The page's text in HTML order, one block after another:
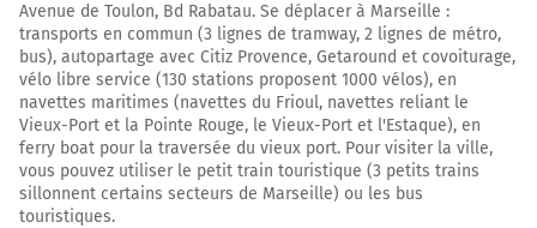
Avenue de Toulon, Bd Rabatau. Se déplacer à Marseille :
transports en commun (3 lignes de tramway, 2 lignes de métro,
bus), autopartage avec Citiz Provence, Getaround et covoiturage,
vélo libre service (130 stations proposent 1000 vélos), en
navettes maritimes (navettes du Frioul, navettes reliant le
Vieux-Port et la Pointe Rouge, le Vieux-Port et l'Estaque), en
ferry boat pour la traversée du vieux port. Pour visiter la ville,
vous pouvez utiliser le petit train touristique (3 petits trains
sillonnent certains secteurs de Marseille) ou les bus
touristiques.